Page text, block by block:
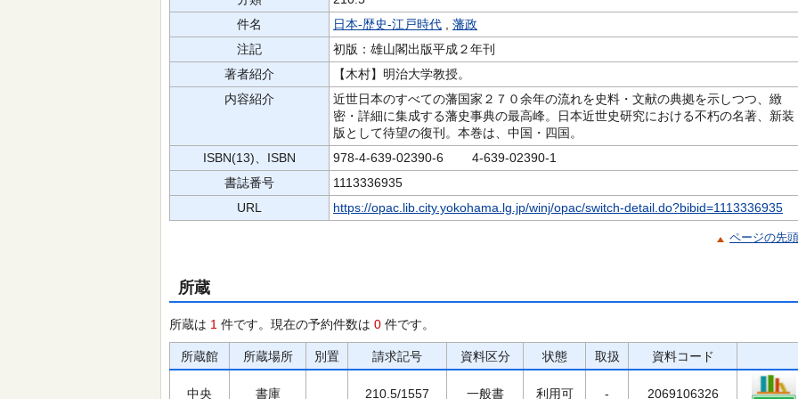
件名
日本‐歴史‐江戸時代 , 藩政
注記
初版：雄山閣出版平成２年刊
著者紹介
【木村】明治大学教授。
内容紹介
近世日本のすべての藩国家２７０余年の流れを史料・文献の典拠を示しつつ、緻
密・詳細に集成する藩史事典の最高峰。日本近世史研究における不朽の名著、新装
版として待望の復刊。本巻は、中国・四国。
ISBN(13)、ISBN
978-4-639-02390-6 4-639-02390-1
書誌番号
1113336935
URL
https://opac.lib.city.yokohama.lg.jp/winj/opac/switch-detail.do?bibid=1113336935
ページの先
所蔵
所蔵は 1 件です。現在の予約件数は 0 件です。
所蔵館 所蔵場所 別置 請求記号 資料区分 状態 取扱 資料コード
中央 書庫 210.5/1557 一般書 利用可 - 2069106326